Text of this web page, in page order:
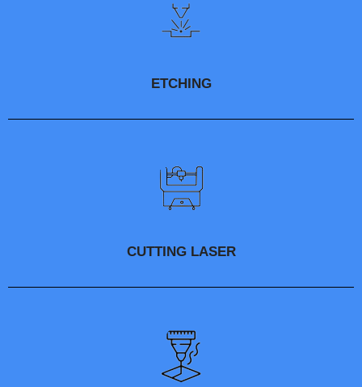
ETCHING
CUTTING LASER